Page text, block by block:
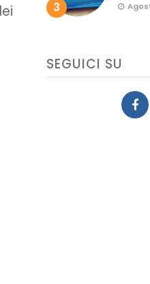
3
SEGUICI SU